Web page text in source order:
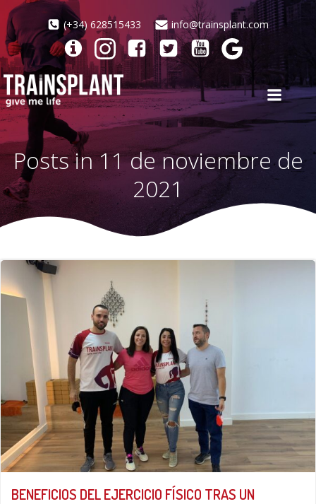
Saltar
al
contenido
(+34) 628515433 info@trainsplant.com
Posts in 11 de noviembre de
2021
BENEFICIOS DEL EJERCICIO FÍSICO TRAS UN